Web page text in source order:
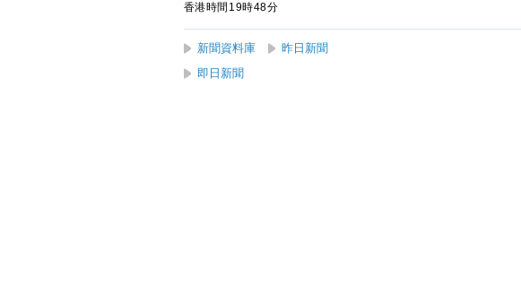
香港時間19時48分
新聞資料庫 昨日新聞
即日新聞